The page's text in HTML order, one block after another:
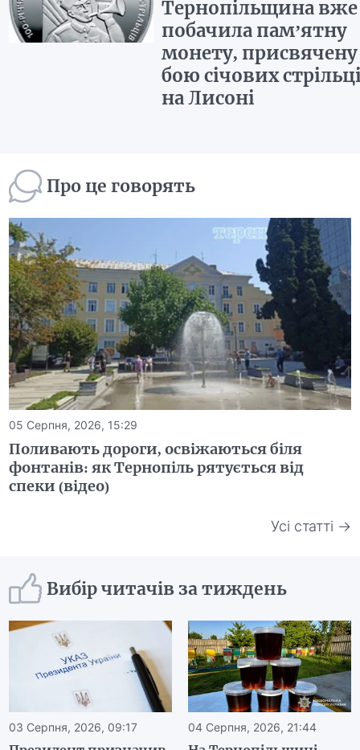
Тернопільщина вже
побачила пам’ятну
монету, присвячену
бою січових
на Лисоні
Про це говорять
05 Серпня, 2026, 15:29
Поливають дороги, освіжаються біля
фонтанів: як Тернопіль рятується від
спеки (відео)
Усі статті →
Вибір читачів за тиждень
03 Серпня, 2026, 09:17 04 Серпня, 2026, 21:44